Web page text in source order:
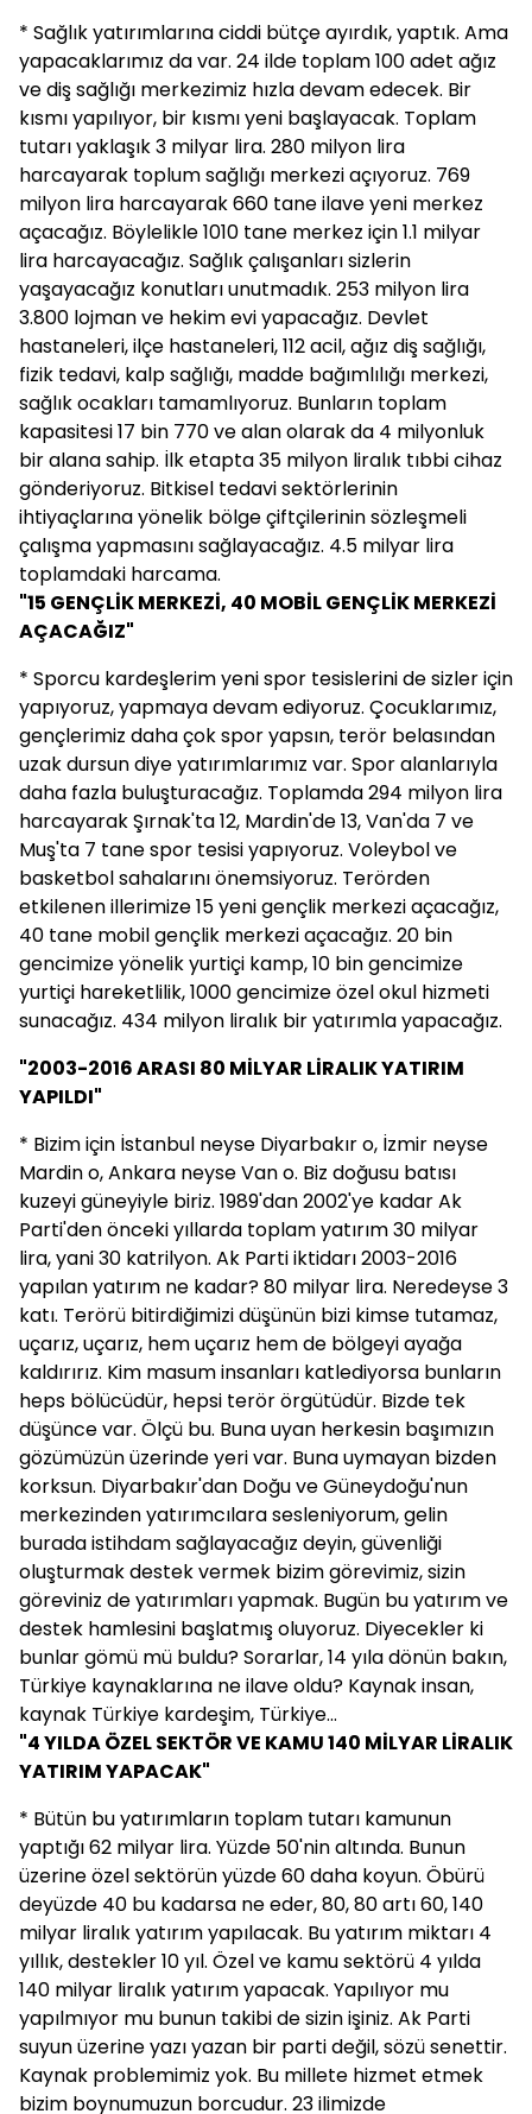
* Sağlık yatırımlarına ciddi bütçe ayırdık, yaptık. Ama
yapacaklarımız da var. 24 ilde toplam 100 adet ağız
ve diş sağlığı merkezimiz hızla devam edecek. Bir
kısmı yapılıyor, bir kısmı yeni başlayacak. Toplam
tutarı yaklaşık 3 milyar lira. 280 milyon lira
harcayarak toplum sağlığı merkezi açıyoruz. 769
milyon lira harcayarak 660 tane ilave yeni merkez
açacağız. Böylelikle 1010 tane merkez için 1.1 milyar
lira harcayacağız. Sağlık çalışanları sizlerin
yaşayacağız konutları unutmadık. 253 milyon lira
3.800 lojman ve hekim evi yapacağız. Devlet
hastaneleri, ilçe hastaneleri, 112 acil, ağız diş sağlığı,
fizik tedavi, kalp sağlığı, madde bağımlılığı merkezi,
sağlık ocakları tamamlıyoruz. Bunların toplam
kapasitesi 17 bin 770 ve alan olarak da 4 milyonluk
bir alana sahip. İlk etapta 35 milyon liralık tıbbi cihaz
gönderiyoruz. Bitkisel tedavi sektörlerinin
ihtiyaçlarına yönelik bölge çiftçilerinin sözleşmeli
çalışma yapmasını sağlayacağız. 4.5 milyar lira
toplamdaki harcama.
"15 GENÇLİK MERKEZİ, 40 MOBİL GENÇLİK MERKEZİ
AÇACAĞIZ"
* Sporcu kardeşlerim yeni spor tesislerini de sizler için
yapıyoruz, yapmaya devam ediyoruz. Çocuklarımız,
gençlerimiz daha çok spor yapsın, terör belasından
uzak dursun diye yatırımlarımız var. Spor alanlarıyla
daha fazla buluşturacağız. Toplamda 294 milyon lira
harcayarak Şırnak'ta 12, Mardin'de 13, Van'da 7 ve
Muş'ta 7 tane spor tesisi yapıyoruz. Voleybol ve
basketbol sahalarını önemsiyoruz. Terörden
etkilenen illerimize 15 yeni gençlik merkezi açacağız,
40 tane mobil gençlik merkezi açacağız. 20 bin
gencimize yönelik yurtiçi kamp, 10 bin gencimize
yurtiçi hareketlilik, 1000 gencimize özel okul hizmeti
sunacağız. 434 milyon liralık bir yatırımla yapacağız.
"2003-2016 ARASI 80 MİLYAR LİRALIK YATIRIM
YAPILDI"
* Bizim için İstanbul neyse Diyarbakır o, İzmir neyse
Mardin o, Ankara neyse Van o. Biz doğusu batısı
kuzeyi güneyiyle biriz. 1989'dan 2002'ye kadar Ak
Parti'den önceki yıllarda toplam yatırım 30 milyar
lira, yani 30 katrilyon. Ak Parti iktidarı 2003-2016
yapılan yatırım ne kadar? 80 milyar lira. Neredeyse 3
katı. Terörü bitirdiğimizi düşünün bizi kimse tutamaz,
uçarız, uçarız, hem uçarız hem de bölgeyi ayağa
kaldırırız. Kim masum insanları katlediyorsa bunların
heps bölücüdür, hepsi terör örgütüdür. Bizde tek
düşünce var. Ölçü bu. Buna uyan herkesin başımızın
gözümüzün üzerinde yeri var. Buna uymayan bizden
korksun. Diyarbakır'dan Doğu ve Güneydoğu'nun
merkezinden yatırımcılara sesleniyorum, gelin
burada istihdam sağlayacağız deyin, güvenliği
oluşturmak destek vermek bizim görevimiz, sizin
göreviniz de yatırımları yapmak. Bugün bu yatırım ve
destek hamlesini başlatmış oluyoruz. Diyecekler ki
bunlar gömü mü buldu? Sorarlar, 14 yıla dönün bakın,
Türkiye kaynaklarına ne ilave oldu? Kaynak insan,
kaynak Türkiye kardeşim, Türkiye...
"4 YILDA ÖZEL SEKTÖR VE KAMU 140 MİLYAR LİRALIK
YATIRIM YAPACAK"
* Bütün bu yatırımların toplam tutarı kamunun
yaptığı 62 milyar lira. Yüzde 50'nin altında. Bunun
üzerine özel sektörün yüzde 60 daha koyun. Öbürü
deyüzde 40 bu kadarsa ne eder, 80, 80 artı 60, 140
milyar liralık yatırım yapılacak. Bu yatırım miktarı 4
yıllık, destekler 10 yıl. Özel ve kamu sektörü 4 yılda
140 milyar liralık yatırım yapacak. Yapılıyor mu
yapılmıyor mu bunun takibi de sizin işiniz. Ak Parti
suyun üzerine yazı yazan bir parti değil, sözü senettir.
Kaynak problemimiz yok. Bu millete hizmet etmek
bizim boynumuzun borcudur. 23 ilimizde